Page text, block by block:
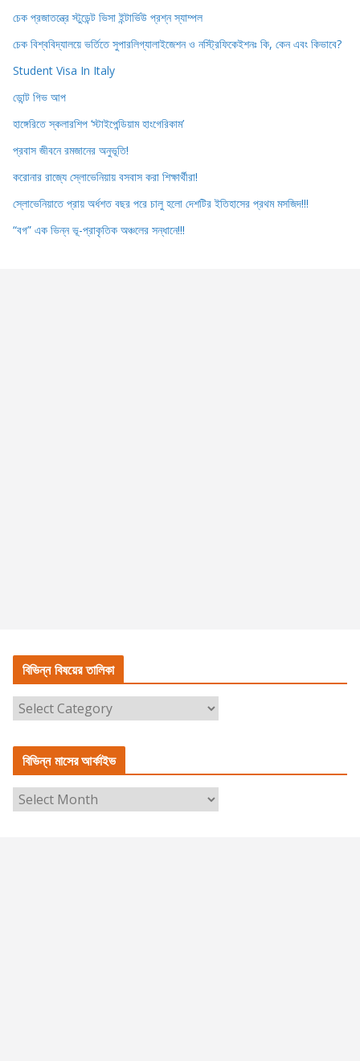
চেক প্রজাতন্ত্রে স্টুডেন্ট ভিসা ইন্টার্ভিউ প্রশ্ন স্যাম্পল
চেক বিশ্ববিদ্যালয়ে ভর্তিতে সুপারলিগ্যালাইজেশন ও নস্ট্রিফিকেইশনঃ কি, কেন এবং কিভাবে?
Student Visa In Italy
ডোন্ট গিভ আপ
হাঙ্গেরিতে স্কলারশিপ ‘স্টাইপেন্ডিয়াম হাংগেরিকাম’
প্রবাস জীবনে রমজানের অনুভূতি!
করোনার রাজ্যে স্লোভেনিয়ায় বসবাস করা শিক্ষার্থীরা!
স্লোভেনিয়াতে প্রায় অর্ধশত বছর পরে চালু হলো দেশটির ইতিহাসের প্রথম মসজিদ!!!
“বগ” এক ভিন্ন ভূ-প্রাকৃতিক অঞ্চলের সন্ধানে!!!
বিভিন্ন বিষয়ের তালিকা
ভি
ন্ন
ষ
য়ে
বিভিন্ন মাসের আর্কাইভ
ভি